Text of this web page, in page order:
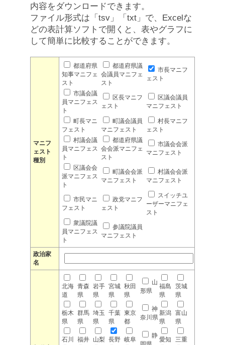
内容をダウンロードできます。
ファイル形式は「tsv」「txt」で、Excelな
どの表計算ソフトで開くと、表やグラフに
して簡単に比較することができます。
マニフ
ェスト
種別
都道府県
知事マニフェ
スト
都道府県議
会議員マニフェ
スト
市長マニフ
ェスト
市議会議
員マニフェス
ト
区長マニフ
ェスト
区議会議員
マニフェスト
町長マニ
フェスト
町議会議員
マニフェスト
村長マニフ
ェスト
村議会議
員マニフェス
ト
都道府県議
会会派マニフェ
スト
市議会会派
マニフェスト
区議会会
派マニフェス
ト
町議会会派
マニフェスト
村議会会派
マニフェスト
市民マニ
フェスト
政党マニフ
ェスト
スイッチユ
ーザーマニフェ
スト
衆議院議
員マニフェス
ト
参議院議員
マニフェスト
政治家
名
北海
道
青森
県
岩手
県
宮城
県
秋田
県
山
形県
福島
県
茨城
県
栃木
県
群馬
県
埼玉
県
千葉
県
東京
都
神
奈川県
新潟
県
富山
県
石川
福井 山梨 長野 岐阜
静
愛知
三重